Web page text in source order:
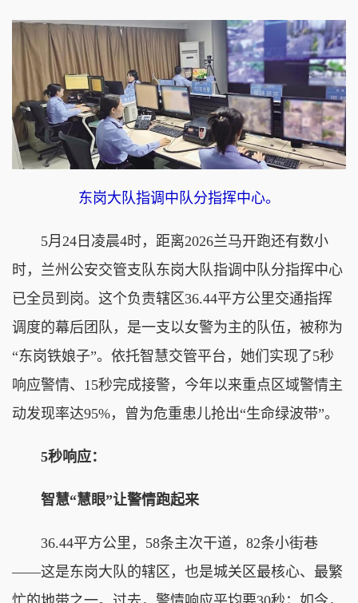
东岗大队指调中队分指挥中心。
5月24日凌晨4时，距离2026兰马开跑还有数小
时，兰州公安交管支队东岗大队指调中队分指挥中心
已全员到岗。这个负责辖区36.44平方公里交通指挥
调度的幕后团队，是一支以女警为主的队伍，被称为
“东岗铁娘子”。依托智慧交管平台，她们实现了5秒
响应警情、15秒完成接警，今年以来重点区域警情主
动发现率达95%，曾为危重患儿抢出“生命绿波带”。
5秒响应：
智慧“慧眼”让警情跑起来
36.44平方公里，58条主次干道，82条小街巷
——这是东岗大队的辖区，也是城关区最核心、最繁